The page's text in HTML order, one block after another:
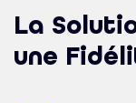
La
une